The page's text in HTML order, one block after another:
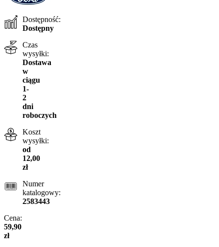
Dostępność:
Dostępny
Czas
wysyłki:
Dostawa
w
ciągu
1-
2
dni
roboczych
Koszt
wysyłki:
od
12,00
zł
Numer
katalogowy:
2583443
Cena:
59,90
zł